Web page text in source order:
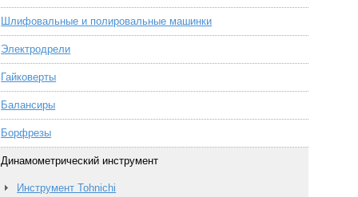
Шлифовальные и полировальные машинки
Электродрели
Гайковерты
Балансиры
Борфрезы
Динамометрический инструмент
Инструмент Tohnichi